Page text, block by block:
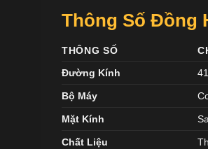
Thông Số Đồng
THÔNG SỐ
Đường Kính
Bộ Máy
Mặt Kính
Chất Liệu